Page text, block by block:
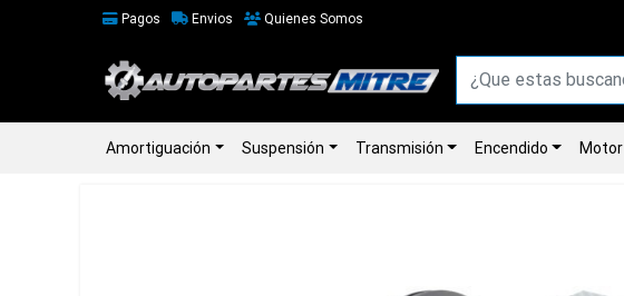
Pagos Envios Quienes Somos
Amortiguación Suspensión Transmisión Encendido Motor